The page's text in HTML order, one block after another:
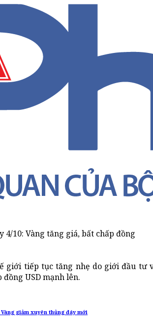
4/10: Vàng tăng giá, bất chấp đồng
giới tiếp tục tăng nhẹ do giới đầu tư
USD mạnh lên.
giảm xuyên thủng đáy mới